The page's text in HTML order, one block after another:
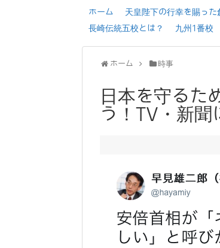
ホーム 天皇陛下の行幸を賜っ
長崎伝統五校とは？
九州1番校
ホーム 時事
日本を守るた
う！TV・新聞